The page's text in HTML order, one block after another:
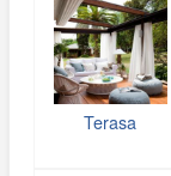
Terasa